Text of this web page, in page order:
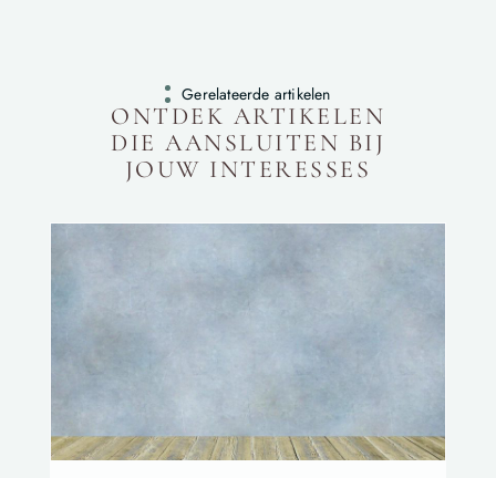
Gerelateerde artikelen
ONTDEK ARTIKELEN
DIE AANSLUITEN BIJ
JOUW INTERESSES